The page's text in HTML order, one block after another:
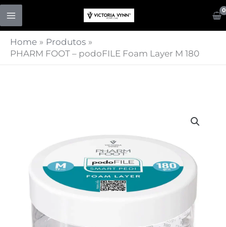
Skip
content
Home
Produtos
PHARM FOOT – podoFILE Foam Layer M 180
Foam
Layer